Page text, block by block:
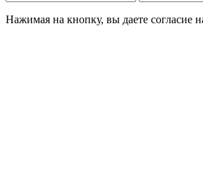
Нажимая на кнопку, вы даете согласие